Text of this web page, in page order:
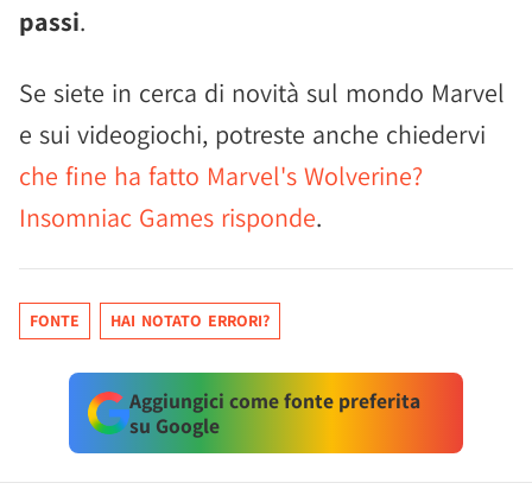
passi.
Se siete in cerca di novità sul mondo Marvel
e sui videogiochi, potreste anche chiedervi
che fine ha fatto Marvel's Wolverine?
Insomniac Games risponde.
FONTE HAI NOTATO ERRORI?
Aggiungici come fonte preferita
su Google